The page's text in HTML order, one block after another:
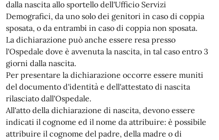
dalla nascita allo sportello dell'Ufficio Servizi
Demografici, da uno solo dei genitori in caso di coppia
sposata, o da entrambi in caso di coppia non sposata.
La dichiarazione può anche essere resa presso
l'Ospedale dove è avvenuta la nascita, in tal caso entro 3
giorni dalla nascita.
Per presentare la dichiarazione occorre essere muniti
del documento d'identità e dell'attestato di nascita
rilasciato dall'Ospedale.
All'atto della dichiarazione di nascita, devono essere
indicati il cognome ed il nome da attribuire: è possibile
attribuire il cognome del padre, della madre o di